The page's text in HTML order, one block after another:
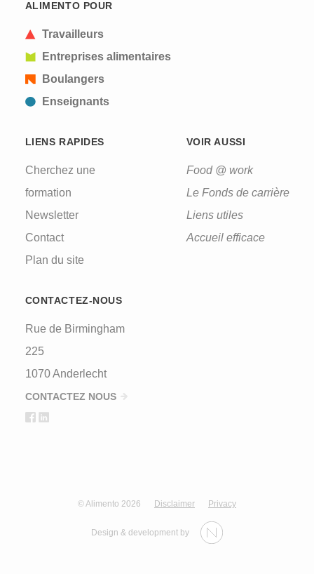
ALIMENTO POUR
Travailleurs
Entreprises alimentaires
Boulangers
Enseignants
LIENS RAPIDES
Cherchez une
formation
Newsletter
Contact
Plan du site
VOIR AUSSI
Food @ work
Le Fonds de carrière
Liens utiles
Accueil efficace
CONTACTEZ-NOUS
Rue de Birmingham
225
1070 Anderlecht
CONTACTEZ NOUS
© Alimento 2026 Disclaimer Privacy
Design & development by